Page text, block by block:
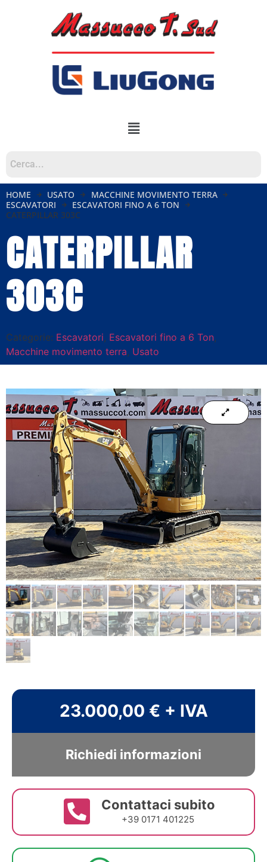
HOME USATO
MACCHINE MOVIMENTO TERRA
ESCAVATORI
ESCAVATORI FINO A 6 TON
CATERPILLAR 303C
CATERPILLAR
303C
Categorie: Escavatori, Escavatori fino a 6 Ton,
Macchine movimento terra, Usato
23.000,00 € + IVA
Richiedi informazioni
Contattaci subito
+39 0171 401225